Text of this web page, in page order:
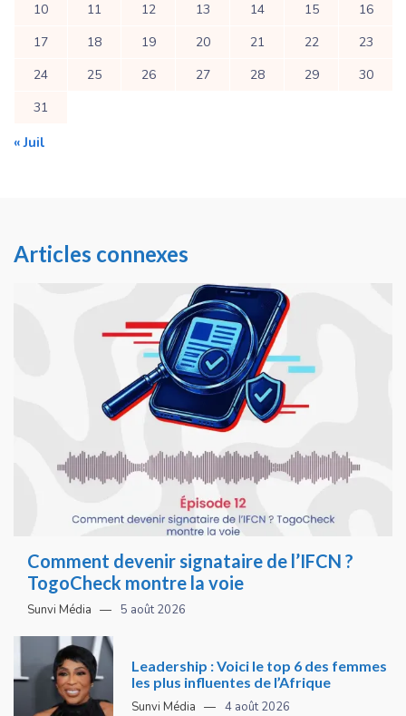
10
11 12 13 14 15
16
17
18 19 20 21 22
23
24
25 26 27 28 29
30
31
« Juil
Articles connexes
Comment devenir signataire de l’IFCN ?
TogoCheck montre la voie
Sunvi Média 5 août 2026
Leadership : Voici le top 6 des femmes
les plus influentes de l’Afrique
Sunvi Média 4 août 2026